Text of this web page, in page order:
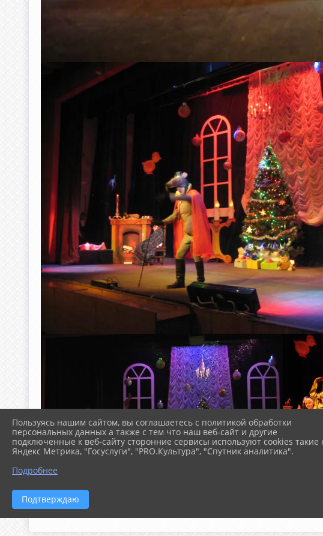
Пользуясь нашим сайтом, вы соглашаетесь с политикой обработки
персональных данных а также с тем что наш веб-сайт и другие
подключенные к веб-сайту сторонние сервисы используют cookies такие
Яндекс Метрика, "Госуслуги", "PRO.Культура", "Спутник аналитика".
Подробнее
Подтверждаю